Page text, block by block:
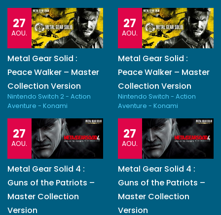
27
AOU.
Metal Gear Solid :
Peace Walker – Master
Collection Version
Nintendo Switch 2 - Action
Aventure - Konami
27
AOU.
Metal Gear Solid :
Peace Walker – Master
Collection Version
Nintendo Switch - Action
Aventure - Konami
27
AOU.
Metal Gear Solid 4 :
Guns of the Patriots –
Master Collection
Version
27
AOU.
Metal Gear Solid 4 :
Guns of the Patriots –
Master Collection
Version